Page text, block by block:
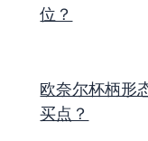
位？
欧奈尔杯柄形
买点？